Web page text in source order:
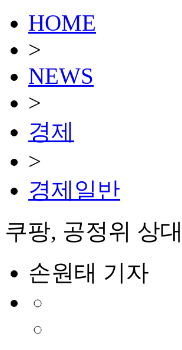
HOME
>
NEWS
>
경제
>
경제일반
쿠팡, 공정위 상
손원태 기자